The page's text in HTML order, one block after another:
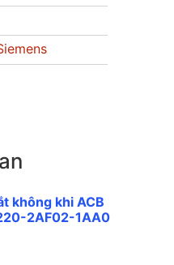
không khi ACB
2AF02-1AA0